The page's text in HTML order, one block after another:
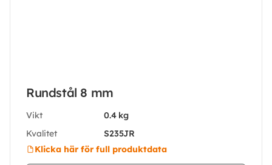
Rundstål 8 mm
Vikt
0.4 kg
Kvalitet
S235JR
Klicka här för full produktdata